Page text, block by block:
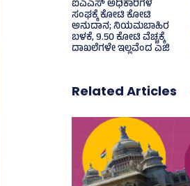
ಐಎಎಸ್‌ ಅಧಿಕಾರಿಗಳ
ಸಂಘಕ್ಕೆ ಕೋಟಿ ಕೋಟಿ
ಅನುದಾನ; ನಿಯಮಬಾಹಿರ
ಬಳಕೆ, 9.50 ಕೋಟಿ ವೆಚ್ಚಕ್ಕೆ
ದಾಖಲೆಗಳೇ ಇಲ್ಲವೆಂದ ಎಜಿ
Related Articles